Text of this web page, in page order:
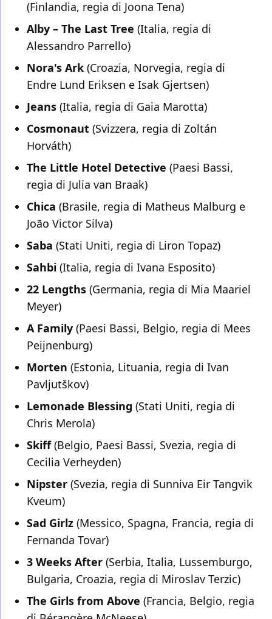
(Finlandia, regia di Joona Tena)
Alby – The Last Tree (Italia, regia di
Alessandro Parrello)
Nora's Ark (Croazia, Norvegia, regia di
Endre Lund Eriksen e Isak Gjertsen)
Jeans (Italia, regia di Gaia Marotta)
Cosmonaut (Svizzera, regia di Zoltán
Horváth)
The Little Hotel Detective (Paesi Bassi,
regia di Julia van Braak)
Chica (Brasile, regia di Matheus Malburg e
João Victor Silva)
Saba (Stati Uniti, regia di Liron Topaz)
Sahbi (Italia, regia di Ivana Esposito)
22 Lengths (Germania, regia di Mia Maariel
Meyer)
A Family (Paesi Bassi, Belgio, regia di Mees
Peijnenburg)
Morten (Estonia, Lituania, regia di Ivan
Pavljutškov)
Lemonade Blessing (Stati Uniti, regia di
Chris Merola)
Skiff(Belgio, Paesi Bassi, Svezia, regia di
Cecilia Verheyden)
Nipster (Svezia, regia di Sunniva Eir Tangvik
Kveum)
Sad Girlz (Messico, Spagna, Francia, regia di
Fernanda Tovar)
3 Weeks After (Serbia, Italia, Lussemburgo,
Bulgaria, Croazia, regia di Miroslav Terzic)
The Girls from Above (Francia, Belgio, regia